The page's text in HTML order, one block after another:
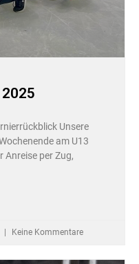
2025
Unsere
am U13
Anreise per Zug,
Keine Kommentare